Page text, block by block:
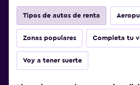
Tipos de autos de renta
Zonas populares Completa tu
Voy a tener suerte